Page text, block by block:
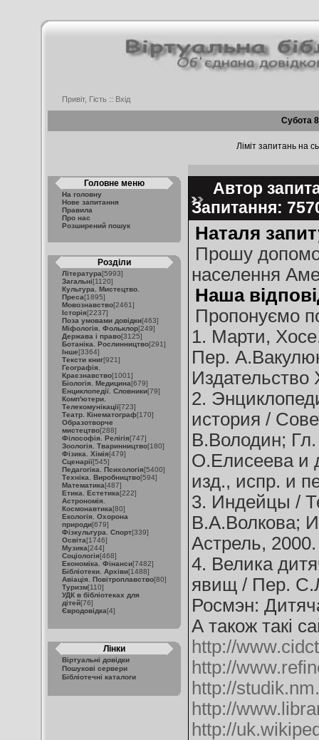
Привіт, Гість :: Вхід
Субота
Ліміт запитань на
Головне меню
На головну
Нове запитання
Правила
Про нас
Розширений пошук
Розділи
Література[5993]
Загальні[1120]
Культура. Мистецтво.
Преса[1895]
Мовознавство[2461]
Історія[2237]
Поза умовами довідки[463]
Міфологія. Фольклор[249]
Держава і право[3125]
Ботаніка. Рослинництво[291]
Інше[3364]
Тексти книг[921]
Географія.
Краєзнавство[1001]
Біологія. Медицина[679]
Енциклопедії. Словники[79]
Комп'ютери.
Телекомунікації[723]
Театр. Кінематограф[170]
Образотворче
мистецтво[288]
Філософія. Релігія[747]
Зоологія. Тваринництво[180]
Фізика. Хімія[479]
Сценарії[545]
Педагогіка. Психологія[5400]
Техніка. Виробництво[594]
Математика[487]
Етика. Естетика[222]
Астрономія.
Космонавтика[80]
Екологія. Охорона
природи[679]
Фізкультура. Спорт[339]
Освіта[1746]
Музика[244]
Соціологія[468]
Економіка. Фінанси[7482]
Бібліотеки. Архіви[1488]
Авіація. Повітроплавство[80]
Туризм[110]
УДК в бібліотеках для
дітей[76]
Євродовідка[4]
Лінки
Віртуальні довідки
Пошукові сервери
Бібліотечні каталоги
Автор
Запитання:
Наталя
Прошу
населення
Наша
Пропонуємо
1. Марти,
Пер.
2.
история /
В.Володин;
О.Елисеева и
изд., испр. и
3. Индейцы /
В.А.Волкова;
Астрель,
4. Велика
явищ / Пер.
Росмэн:
А також такі
http://
http://
http://
http://
http://